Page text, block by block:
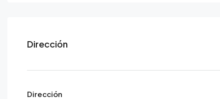
Dirección
Dirección